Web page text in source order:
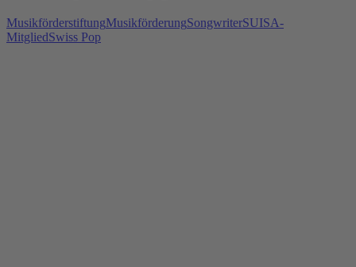
MusikförderstiftungMusikförderungSongwriterSUISA-
MitgliedSwiss Pop